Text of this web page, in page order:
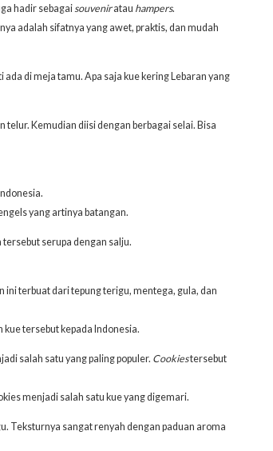
hadir sebagaisouveniratau hampers.
adalah sifatnya yang awet, praktis, dan mudah
di meja tamu. Apa saja kue kering Lebaran yang
Kemudian diisi dengan berbagai selai. Bisa
yang artinya batangan.
serupa dengan salju.
ini terbuat dari tepung terigu, mentega, gula, dan
tersebut kepada Indonesia.
salah satu yang paling populer. Cookiestersebut
menjadi salah satu kue yang digemari.
Teksturnya sangat renyah dengan paduan aroma